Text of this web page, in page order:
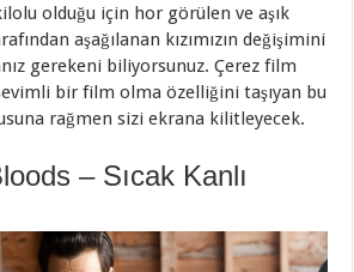
olduğu için hor görülen ve aşık
aşağılanan kızımızın değişimini
gerekeni biliyorsunuz. Çerez film
bir film olma özelliğini taşıyan bu
rağmen sizi ekrana kilitleyecek.
– Sıcak Kanlı